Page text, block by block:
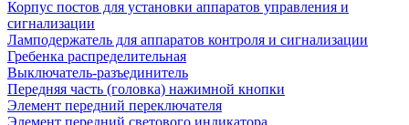
Корпус постов для установки аппаратов управления и
сигнализации
Ламподержатель для аппаратов контроля и сигнализации
Гребенка распределительная
Выключатель-разъединитель
Передняя часть (головка) нажимной кнопки
Элемент передний переключателя
Элемент передний светового индикатора